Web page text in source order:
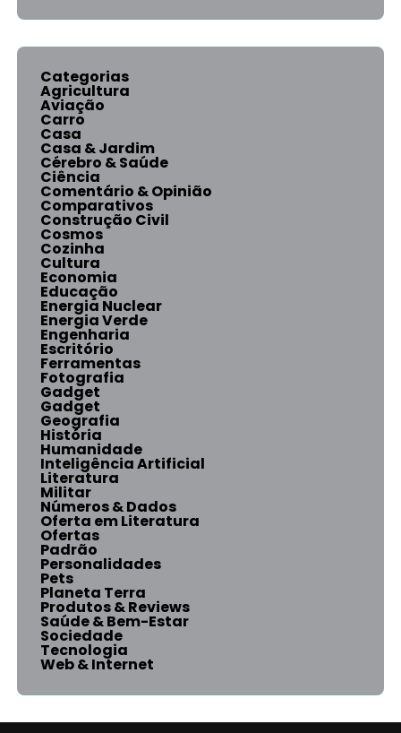
Categorias
Agricultura
Aviação
Carro
Casa
Casa & Jardim
Cérebro & Saúde
Ciência
Comentário & Opinião
Comparativos
Construção Civil
Cosmos
Cozinha
Cultura
Economia
Educação
Energia Nuclear
Energia Verde
Engenharia
Escritório
Ferramentas
Fotografia
Gadget
Gadget
Geografia
História
Humanidade
Inteligência Artificial
Literatura
Militar
Números & Dados
Oferta em Literatura
Ofertas
Padrão
Personalidades
Pets
Planeta Terra
Produtos & Reviews
Saúde & Bem-Estar
Sociedade
Tecnologia
Web & Internet